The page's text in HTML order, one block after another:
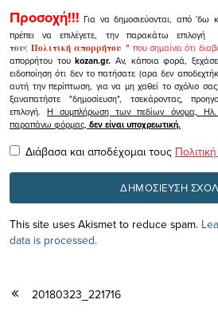
Προσοχή!!! Για να δημοσιεύονται, από 'δω
πρέπει να επιλέγετε, την παρακάτω επιλογή
τουςΠολιτική απορρήτου" που σημαίνει ότι
απορρήτου τουkozan.gr. Αν, κάποια φορά,
ειδοποίηση ότι δεν το πατήσατε (αρα δεν
αυτή την περίπτωση, για να μη χαθεί το σχόλιο
ξαναπατήστε "δημοσίευση", τσεκάροντας,
επιλογή.Η συμπλήρωση των πεδίων όνομα, Ηλ.
παραπάνω φόρμας, δεν είναι υποχρεωτική.
Διάβασα και αποδέχομαι τους
This site uses Akismet to reduce spam.
data is processed.
20180323_221716